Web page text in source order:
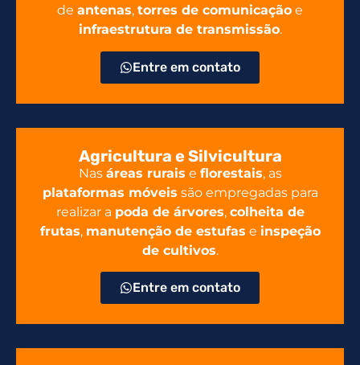
de antenas, torres de comunicação e
infraestrutura de transmissão.
Entre em contato
Agricultura e Silvicultura
Nas áreas rurais e florestais, as
plataformas móveis são empregadas para
realizar a poda de árvores, colheita de
frutas, manutenção de estufas e inspeção
de cultivos.
Entre em contato